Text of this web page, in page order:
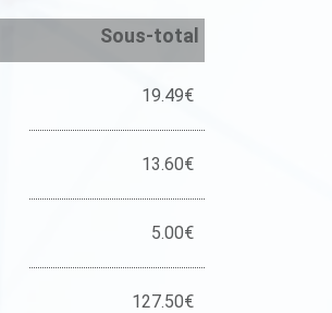
Sous-total
19.49€
13.60€
5.00€
127.50€